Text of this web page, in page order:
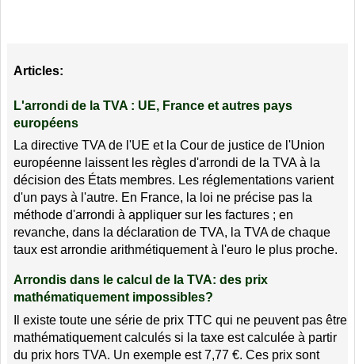
Articles:
L'arrondi de la TVA : UE, France et autres pays
européens
La directive TVA de l'UE et la Cour de justice de l'Union
européenne laissent les règles d'arrondi de la TVA à la
décision des États membres. Les réglementations varient
d'un pays à l'autre. En France, la loi ne précise pas la
méthode d'arrondi à appliquer sur les factures ; en
revanche, dans la déclaration de TVA, la TVA de chaque
taux est arrondie arithmétiquement à l'euro le plus proche.
Arrondis dans le calcul de la TVA: des prix
mathématiquement impossibles?
Il existe toute une série de prix TTC qui ne peuvent pas être
mathématiquement calculés si la taxe est calculée à partir
du prix hors TVA. Un exemple est 7,77 €. Ces prix sont